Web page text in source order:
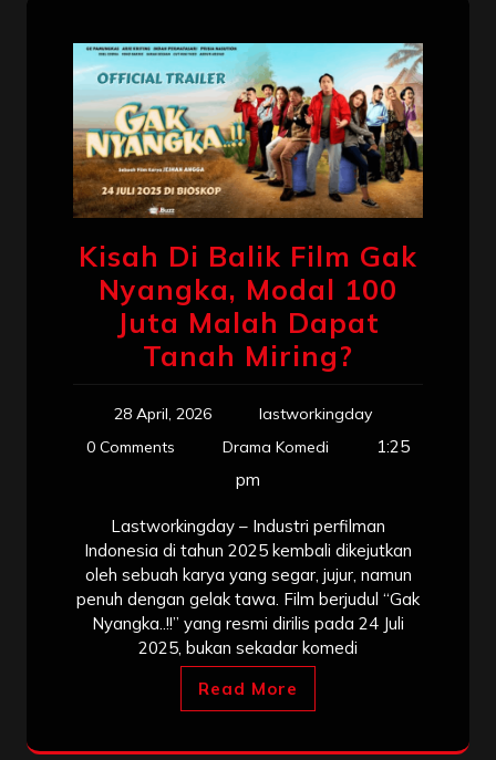
Kisah Di Balik Film Gak
Nyangka, Modal 100
Juta Malah Dapat
Tanah Miring?
28 April, 2026
lastworkingday
0 Comments
Drama Komedi
1:25
pm
Lastworkingday – Industri perfilman
Indonesia di tahun 2025 kembali dikejutkan
oleh sebuah karya yang segar, jujur, namun
penuh dengan gelak tawa. Film berjudul “Gak
Nyangka..!!” yang resmi dirilis pada 24 Juli
2025, bukan sekadar komedi
Read More